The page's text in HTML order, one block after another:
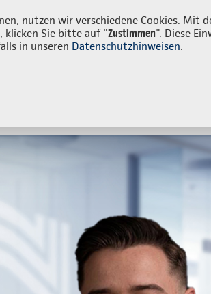
nutzen wir verschiedene Cookies. Mit
klicken Sie bitte auf "Zustimmen". Diese
in unseren Datenschutzhinweisen.
PrivatkundenFirmenkunden